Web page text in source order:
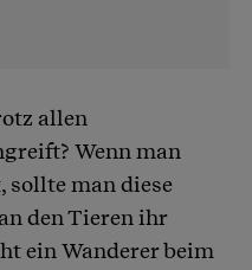
allen
Wenn man
sollte man diese
den Tieren ihr
ein Wanderer beim